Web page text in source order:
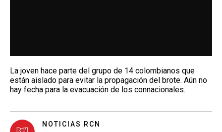
La joven hace parte del grupo de 14 colombianos que
están aislado para evitar la propagación del brote. Aún no
hay fecha para la evacuación de los connacionales.
NOTICIAS RCN